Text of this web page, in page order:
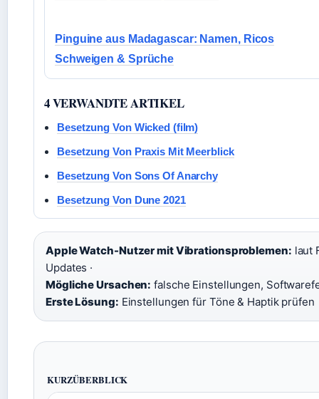
Pinguine aus Madagascar: Namen, Ricos
Schweigen & Sprüche
4 VERWANDTE ARTIKEL
Besetzung Von Wicked (film)
Besetzung Von Praxis Mit Meerblick
Besetzung Von Sons Of Anarchy
Besetzung Von Dune 2021
Apple Watch-Nutzer mit Vibrationsproblemen: laut
Updates ·
Mögliche Ursachen: falsche Einstellungen,
Erste Lösung: Einstellungen für Töne & Haptik prüfen
KURZÜBERBLICK